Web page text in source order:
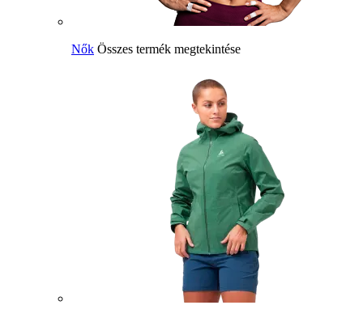
Nők Összes termék megtekintése